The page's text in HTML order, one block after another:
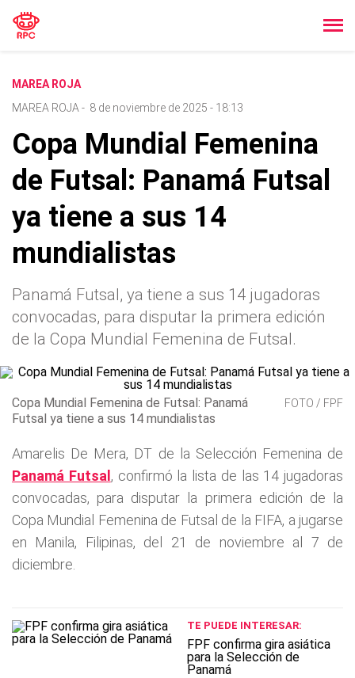
MAREA ROJA
MAREA ROJA - 8 de noviembre de 2025 - 18:13
Copa Mundial Femenina
de Futsal: Panamá Futsal
ya tiene a sus 14
mundialistas
Panamá Futsal, ya tiene a sus 14 jugadoras
convocadas, para disputar la primera edición
de la Copa Mundial Femenina de Futsal.
Copa Mundial Femenina de Futsal: Panamá
Futsal ya tiene a sus 14 mundialistas
FOTO / FPF
Amarelis De Mera, DT de la Selección Femenina de
Panamá Futsal , confirmó la lista de las 14 jugadoras
convocadas, para disputar la primera edición de la
Copa Mundial Femenina de Futsal de la FIFA, a jugarse
en Manila, Filipinas, del 21 de noviembre al 7 de
diciembre.
TE PUEDE INTERESAR:
FPF confirma gira asiática
para la Selección de
Panamá